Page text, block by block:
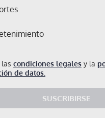
condiciones legales y la
de datos.
SUSCRIBIRSE